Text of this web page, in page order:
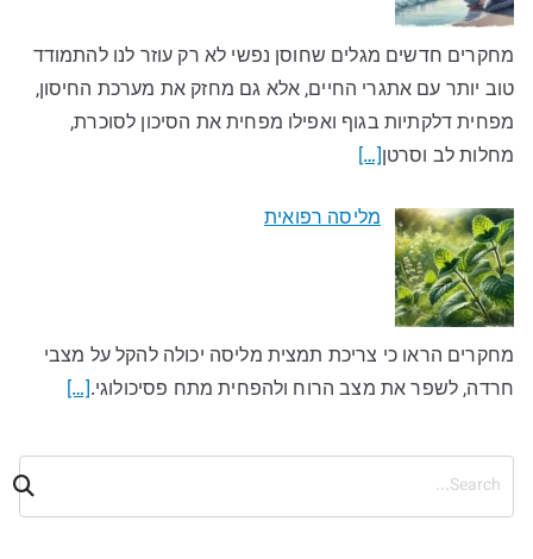
מחקרים חדשים מגלים שחוסן נפשי לא רק עוזר לנו להתמודד
טוב יותר עם אתגרי החיים, אלא גם מחזק את מערכת החיסון,
מפחית דלקתיות בגוף ואפילו מפחית את הסיכון לסוכרת,
מחלות לב וסרטן[…]
מליסה רפואית
מחקרים הראו כי צריכת תמצית מליסה יכולה להקל על מצבי
חרדה, לשפר את מצב הרוח ולהפחית מתח פסיכולוגי.[…]